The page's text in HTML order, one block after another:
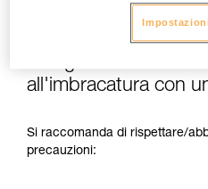
2. Soluzioni per
collegamento di una
all'imbracatura con
Si raccomanda di rispettare/
precauzioni: